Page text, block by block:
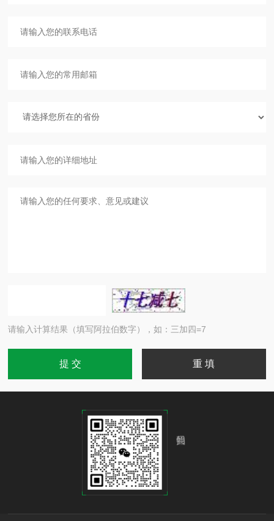
请输入计算结果（填写阿拉伯数字），如：三加四=7